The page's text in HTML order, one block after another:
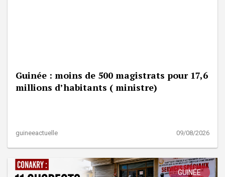
Guinée : moins de 500 magistrats pour 17,6
millions d’habitants ( ministre)
guineeactuelle 09/08/2026
GUINÉE